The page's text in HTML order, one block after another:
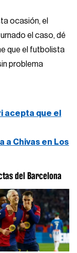
ocasión, el
el caso, dé
que el futbolista
problema
acepta que el
a Chivas en Los
del Barcelona